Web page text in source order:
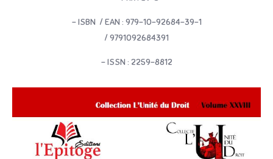
– ISBN / EAN : 979-10-92684-39-1
/ 9791092684391
– ISSN : 2259-8812